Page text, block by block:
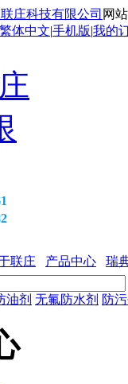
庄科技有限公司 网
繁体中文|手机版|我的
联庄 产品中心 瑞
油剂 无氟防水剂 防污